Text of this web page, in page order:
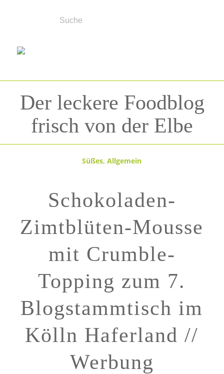
Der leckere Foodblog
frisch von der Elbe
Süßes,Allgemein
Schokoladen-
Zimtblüten-Mousse
mit Crumble-
Topping zum 7.
Blogstammtisch im
Kölln Haferland //
Werbung